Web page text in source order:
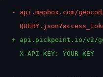
- api.mapbox.com/
+ api.pickpoint.io/v2/
  X-API-KEY: YOUR_KEY